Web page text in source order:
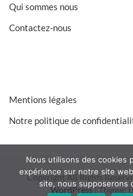
Qui sommes nous
Contactez-nous
Mentions légales
Notre politique de
Copyright All Rights
WordPress|Theme:
Nous utilisons des cookies
expérience sur notre site
site, nous supposerons